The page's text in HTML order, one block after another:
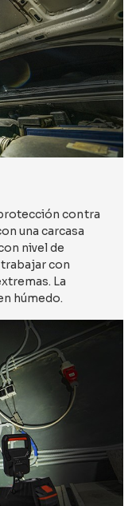
contra
una carcasa
nivel de
con
La
húmedo.